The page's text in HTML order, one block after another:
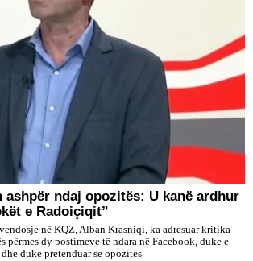
ashpër ndaj opozitës: U kanë ardhur
e Radoiçiqit”
në KQZ, Alban Krasniqi, ka adresuar kritika
përmes dy postimeve të ndara në Facebook, duke e
duke pretenduar se opozitës